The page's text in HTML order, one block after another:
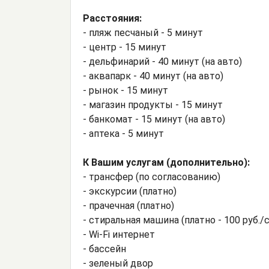
Расстояния:
- пляж песчаный - 5 минут
- центр - 15 минут
- дельфинарий - 40 минут (на авто)
- аквапарк - 40 минут (на авто)
- рынок - 15 минут
- магазин продукты - 15 минут
- банкомат - 15 минут (на авто)
- аптека - 5 минут
К Вашим услугам (дополнительно):
- трансфер (по согласованию)
- экскурсии (платно)
- прачечная (платно)
- стиральная машина (платно - 100 руб./
- Wi-Fi интернет
- бассейн
- зеленый двор